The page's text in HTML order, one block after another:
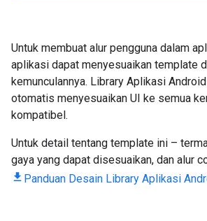
Untuk membuat alur pengguna dalam
aplikasi dapat menyesuaikan template
kemunculannya. Library Aplikasi
otomatis menyesuaikan UI ke semua
kompatibel.
Untuk detail tentang template ini –
gaya yang dapat disesuaikan, dan alur
Panduan Desain Library Aplikasi